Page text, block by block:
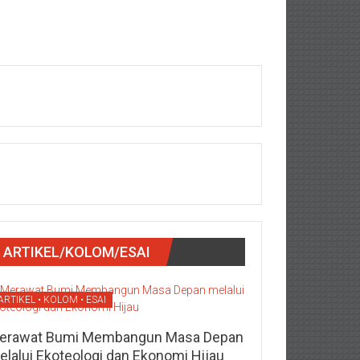
ARTIKEL/KOLOM/ESAI
• KOLOM • ESAI
Bumi Membangun Masa Depan
Ekoteologi dan Ekonomi Hijau